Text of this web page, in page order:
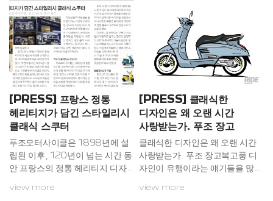
리점을 오픈하며, 수도권 4개 지
점으로 대리점을 확대했다.다빈월
드의 고재희 대표는 “대리점을 경
기권까지 확대해 서울에 집중된
판로에 대한 애로사항을 극복하고
새로운 동반 상승을 낼 것으로 기
대한다”라며, “이번 서울 경기지
역 신규 대리점 계약을 시작으로
전국적인 고객 접점을 확대해 판
매 및 서비스를 강화해 나아갈 계
획이다...
[PRESS] 프랑스 정통
헤리티지가 담긴 스타일리시
클래식 스쿠터
푸조모터사이클은 1898년에 설
립된 이후, 120년이 넘는 시간 동
안 프랑스의 정통 헤리티지 디자
오랜 역사를 기반으로 클래식하면
view more
[PRESS] 클래식한
디자인은 왜 오랜 시간
사랑받는가. 푸조 장고
클래식한 디자인은 왜 오랜 시간
사랑받는가. 푸조 장고복고풍 디
자인이 유행이라는 얘기들을 많이
그것을 일시적인 유행이라 생각하
view more